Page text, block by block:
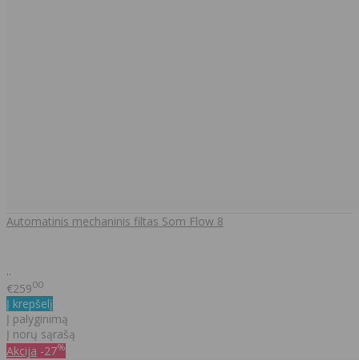
Automatinis mechaninis filtas Som Flow 8
..
€25900
Į krepšelį
Į palyginimą
Į norų sąrašą
Akcija -27%